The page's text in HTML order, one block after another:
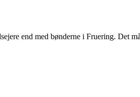
end med bønderne i Fruering. Det